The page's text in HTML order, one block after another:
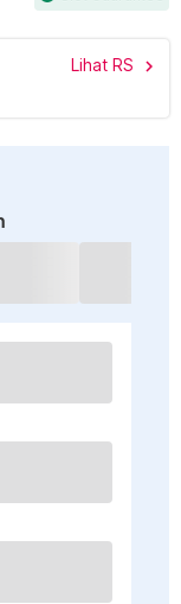
Lihat RS chevron_right